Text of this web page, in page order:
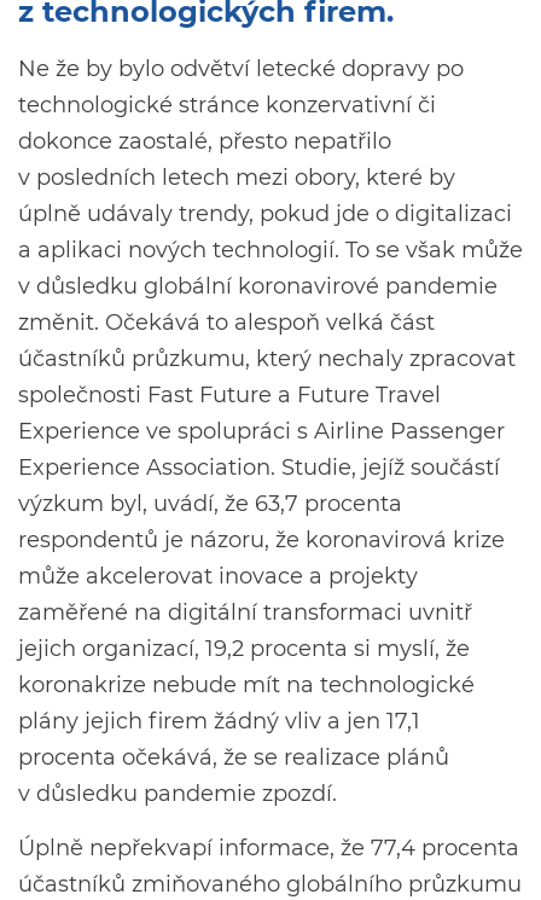
z technologických firem.
Ne že by bylo odvětví letecké dopravy po
technologické stránce konzervativní či
dokonce zaostalé, přesto nepatřilo
v posledních letech mezi obory, které by
úplně udávaly trendy, pokud jde o digitalizaci
a aplikaci nových technologií. To se však může
v důsledku globální koronavirové pandemie
změnit. Očekává to alespoň velká část
účastníků průzkumu, který nechaly zpracovat
společnosti Fast Future a Future Travel
Experience ve spolupráci s Airline Passenger
Experience Association. Studie, jejíž součástí
výzkum byl, uvádí, že 63,7 procenta
respondentů je názoru, že koronavirová krize
může akcelerovat inovace a projekty
zaměřené na digitální transformaci uvnitř
jejich organizací, 19,2 procenta si myslí, že
koronakrize nebude mít na technologické
plány jejich firem žádný vliv a jen 17,1
procenta očekává, že se realizace plánů
v důsledku pandemie zpozdí.
Úplně nepřekvapí informace, že 77,4 procenta
účastníků zmiňovaného globálního průzkumu